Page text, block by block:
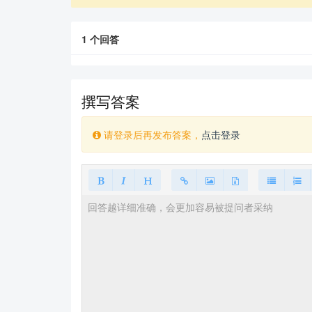
1 个回答
撰写答案
请登录后再发布答案， 点击登录